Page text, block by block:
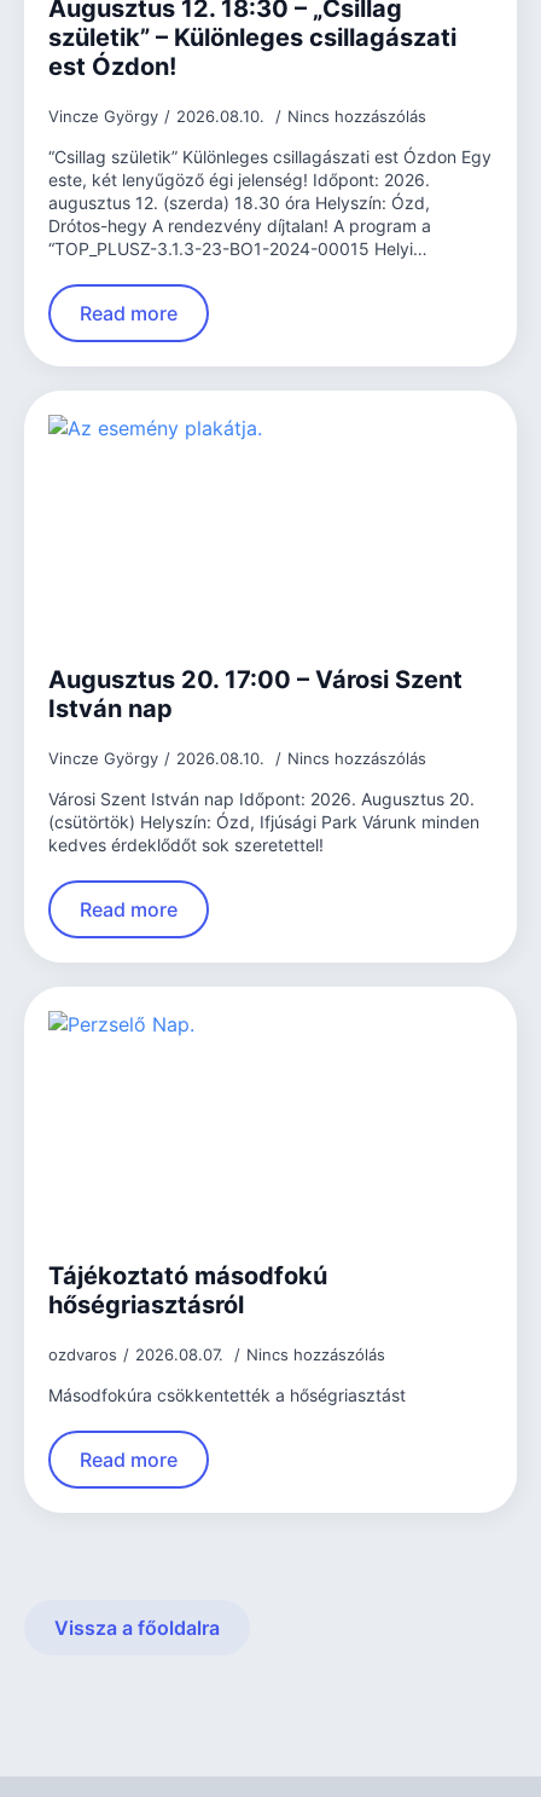
Augusztus 12. 18:30 – „Csillag
születik” – Különleges csillagászati
est Ózdon!
Vincze György 2026.08.10. Nincs hozzászólás
“Csillag születik” Különleges csillagászati est Ózdon Egy
este, két lenyűgöző égi jelenség! Időpont: 2026.
augusztus 12. (szerda) 18.30 óra Helyszín: Ózd,
Drótos-hegy A rendezvény díjtalan! A program a
“TOP_PLUSZ-3.1.3-23-BO1-2024-00015 Helyi…
Read more
Augusztus 20. 17:00 – Városi Szent
István nap
Vincze György 2026.08.10. Nincs hozzászólás
Városi Szent István nap Időpont: 2026. Augusztus 20.
(csütörtök) Helyszín: Ózd, Ifjúsági Park Várunk minden
kedves érdeklődőt sok szeretettel!
Read more
Tájékoztató másodfokú
hőségriasztásról
ozdvaros 2026.08.07. Nincs hozzászólás
Másodfokúra csökkentették a hőségriasztást
Read more
Vissza a főoldalra